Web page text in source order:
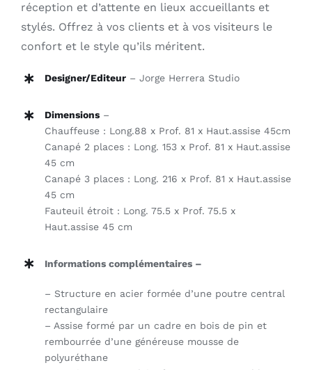
réception et d’attente en lieux accueillants et
stylés. Offrez à vos clients et à vos visiteurs le
confort et le style qu’ils méritent.
Designer/Editeur– Jorge Herrera Studio
Dimensions–
Chauffeuse : Long.88 x Prof. 81 x Haut.assise 45cm
Canapé 2 places : Long. 153 x Prof. 81 x Haut.assise
45 cm
Canapé 3 places : Long. 216 x Prof. 81 x Haut.assise
45 cm
Fauteuil étroit : Long. 75.5 x Prof. 75.5 x
Haut.assise 45 cm
Informations complémentaires –
– Structure en acier formée d’une poutre central
rectangulaire
– Assise formé par un cadre en bois de pin et
rembourrée d’une généreuse mousse de
polyuréthane